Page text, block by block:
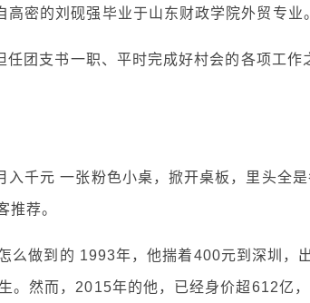
密的刘砚强毕业于山东财政学院外贸专业
团支书一职、平时完成好村会的各项工作
千元 一张粉色小桌，掀开桌板，里头全是
推荐。
么做到的 1993年，他揣着400元到深圳，
。然而，2015年的他，已经身价超612亿，